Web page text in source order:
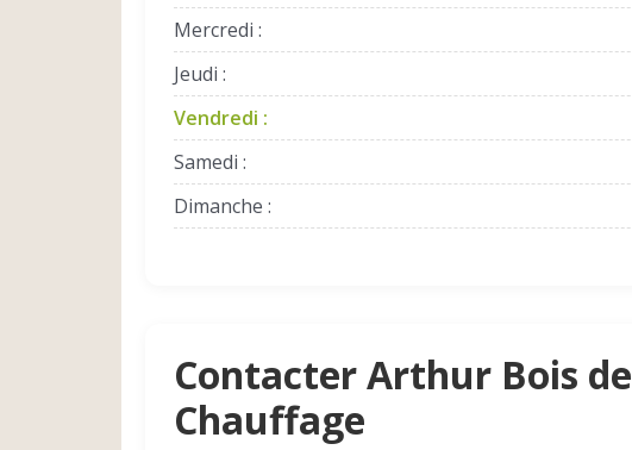
Mercredi :
Jeudi :
Vendredi :
Samedi :
Dimanche :
Contacter Arthur Bois de
Chauffage